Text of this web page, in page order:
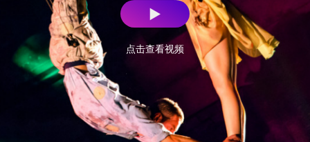
点击查看视频